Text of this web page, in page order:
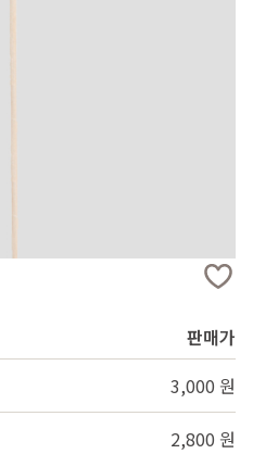
판매가
3,000 원
2,800 원